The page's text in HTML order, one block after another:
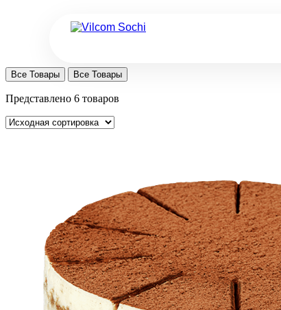
Все Товары Все Товары
Представлено 6 товаров